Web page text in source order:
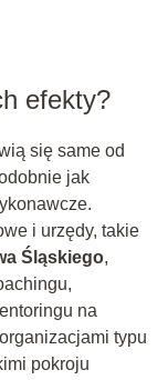
efekty?
się same od
jak
i urzędy, takie
Śląskiego,
na
typu
pokroju